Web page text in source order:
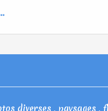
diverses , paysages ,